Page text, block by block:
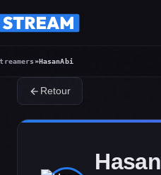
»HasanAbi
Retour